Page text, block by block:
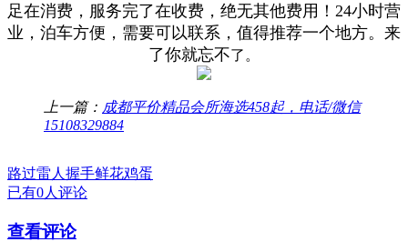
足在消费，服务完了在收费，绝无其他费用！24小时营
业，泊车方便，需要可以联系，值得推荐一个地方。来
了你就忘不了。
上一篇： 成都平价精品会所海选458起，电话/微信
15108329884
路过雷人 握手鲜花鸡蛋
已有0人评论
查看评论